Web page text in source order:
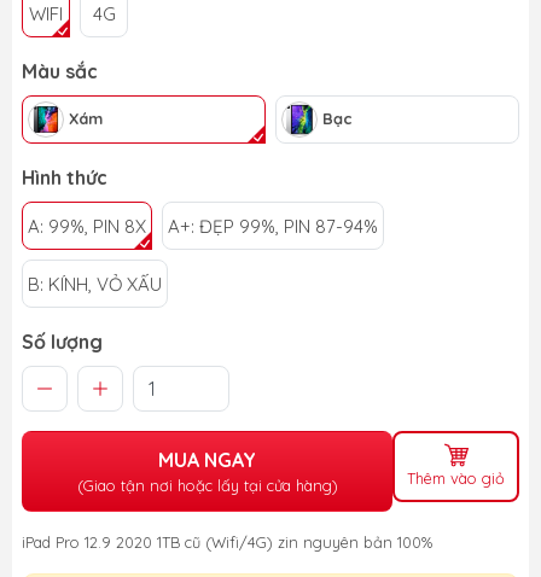
WIFI 4G
Màu sắc
Xám Bạc
Hình thức
A: 99%, PIN 8X A+: ĐẸP 99%, PIN 87-94%
B: KÍNH, VỎ XẤU
Số lượng
MUA NGAY
(Giao tận nơi hoặc lấy tại cửa hàng) Thêm vào giỏ
iPad Pro 12.9 2020 1TB cũ (Wifi/4G) zin nguyên bản 100%